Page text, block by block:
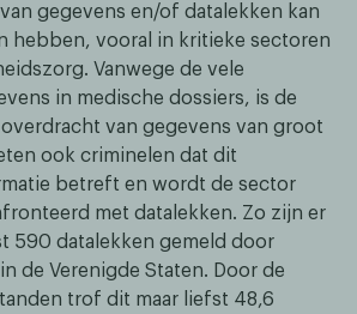
gegevens en/of datalekken kan
hebben, vooral in kritieke sectoren
Vanwege de vele
in medische dossiers, is de
van gegevens van groot
ook criminelen dat dit
betreft en wordt de sector
met datalekken. Zo zijn er
590 datalekken gemeld door
de Verenigde Staten. Door de
trof dit maar liefst 48,6